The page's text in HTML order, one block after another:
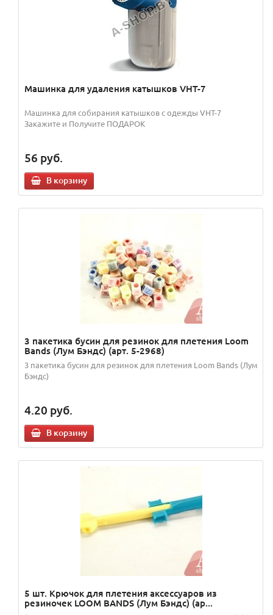
Машинка для удаления катышков VHT-7
Машинка для собирания катышков с одежды VHT-7
Закажите и Получите ПОДАРОК
56 руб.
В корзину
3 пакетика бусин для резинок для плетения Loom
Bands (Лум Бэндс) (арт. 5-2968)
3 пакетика бусин для резинок для плетения Loom Bands (Лум
Бэндс)
4.20 руб.
В корзину
5 шт. Крючок для плетения аксессуаров из
резиночек LOOM BANDS (Лум Бэндс) (ар...